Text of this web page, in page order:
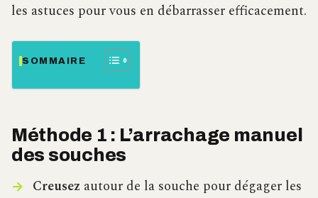
les astuces pour vous en débarrasser efficacement.
SOMMAIRE
Méthode 1 : L’arrachage manuel
des souches
Creusez autour de la souche pour dégager les